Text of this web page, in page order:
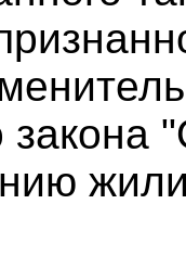
закона